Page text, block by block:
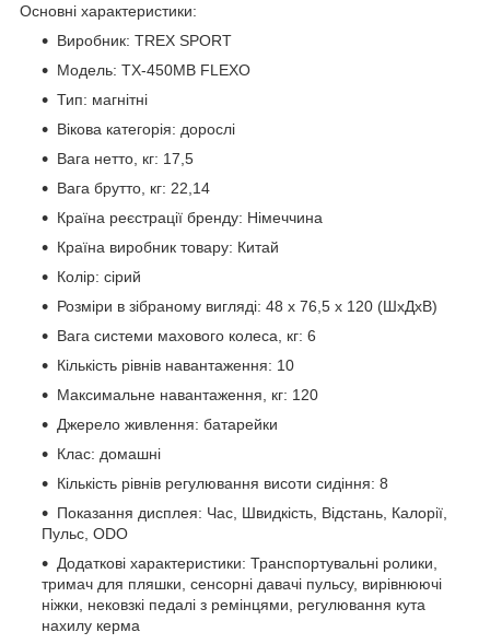
Основні характеристики:
Виробник: TREX SPORT
Модель: TX-450MB FLEXO
Тип: магнітні
Вікова категорія: дорослі
Вага нетто, кг: 17,5
Вага брутто, кг: 22,14
Країна реєстрації бренду: Німеччина
Країна виробник товару: Китай
Колір: сірий
Розміри в зібраному вигляді: 48 х 76,5 х 120 (ШхДхВ)
Вага системи махового колеса, кг: 6
Кількість рівнів навантаження: 10
Максимальне навантаження, кг: 120
Джерело живлення: батарейки
Клас: домашні
Кількість рівнів регулювання висоти сидіння: 8
Показання дисплея: Час, Швидкість, Відстань, Калорії,
Пульс, ОDO
Додаткові характеристики: Транспортувальні ролики,
тримач для пляшки, сенсорні давачі пульсу, вирівнюючі
ніжки, нековзкі педалі з ремінцями, регулювання кута
нахилу керма